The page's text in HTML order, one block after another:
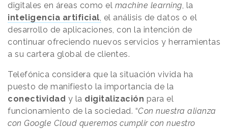
digitales en áreas como el machine learning, la
inteligencia artificial, el análisis de datos o el
desarrollo de aplicaciones, con la intención de
continuar ofreciendo nuevos servicios y herramientas
a su cartera global de clientes.
Telefónica considera que la situación vivida ha
puesto de manifiesto la importancia de la
conectividad y la digitalización para el
funcionamiento de la sociedad. “Con nuestra alianza
con Google Cloud queremos cumplir con nuestro